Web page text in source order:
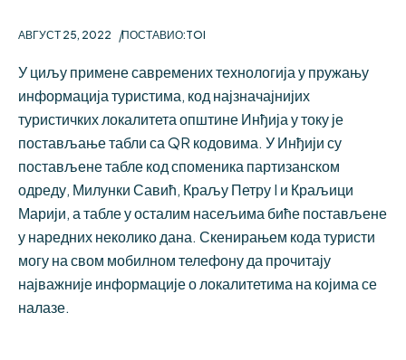
АВГУСТ 25, 2022 ПОСТАВИО:TOI
У циљу примене савремених технологија у пружању
информација туристима, код најзначајнијих
туристичких локалитета општине Инђија у току је
постављање табли са QR кодовима. У Инђији су
постављене табле код споменика партизанском
одреду, Милунки Савић, Краљу Петру I и Краљици
Марији, а табле у осталим насељима биће постављене
у наредних неколико дана. Скенирањем кода туристи
могу на свом мобилном телефону да прочитају
најважније информације о локалитетима на којима се
налазе.